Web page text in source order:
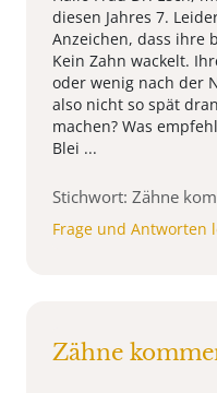
diesen Jahres 7.
Anzeichen, dass ihre
Kein Zahn wackelt.
oder wenig nach der
also nicht so spät
machen? Was
Blei ...
Stichwort: Zähne
Frage und Antworten
Zähne